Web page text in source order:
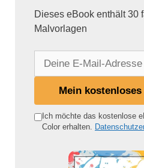
Dieses eBook enthält 30
Malvorlagen
e
Mein
Ich möchte das kostenlose
Color erhalten.